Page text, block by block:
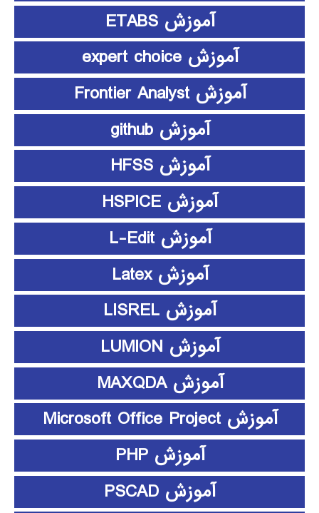
آموزش ETABS
آموزش expert choice
آموزش Frontier Analyst
آموزش github
آموزش HFSS
آموزش HSPICE
آموزش L-Edit
آموزش Latex
آموزش LISREL
آموزش LUMION
آموزش MAXQDA
آموزش Microsoft Office Project
آموزش PHP
آموزش PSCAD